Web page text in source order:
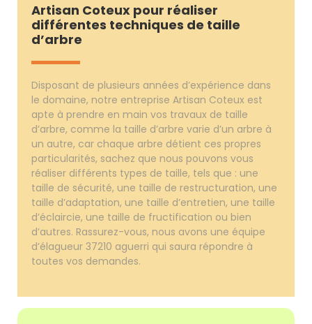
Artisan Coteux pour réaliser
différentes techniques de taille
d’arbre
Disposant de plusieurs années d’expérience dans
le domaine, notre entreprise Artisan Coteux est
apte à prendre en main vos travaux de taille
d’arbre, comme la taille d’arbre varie d’un arbre à
un autre, car chaque arbre détient ces propres
particularités, sachez que nous pouvons vous
réaliser différents types de taille, tels que : une
taille de sécurité, une taille de restructuration, une
taille d’adaptation, une taille d’entretien, une taille
d’éclaircie, une taille de fructification ou bien
d’autres. Rassurez-vous, nous avons une équipe
d’élagueur 37210 aguerri qui saura répondre à
toutes vos demandes.